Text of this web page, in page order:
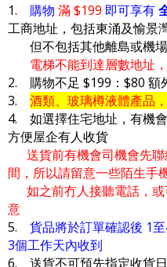
1. 購物 滿 $199 即可享有
工商地址，包括東涌及愉景
但不包括其他離島或機
電梯不能到達層數地址
2. 購物不足 $199：$80 額
3. 酒類、玻璃樽液體產品
4. 如選擇住宅地址，有機
方便屋企有人收貨
送貨前有機會司機會先
間，所以請留意一些陌生手
如之前冇人接聽電話，或
意
5. 貨品將於訂單確認後 1
3個工作天內收到
6. 送貨不可預先指定收貨